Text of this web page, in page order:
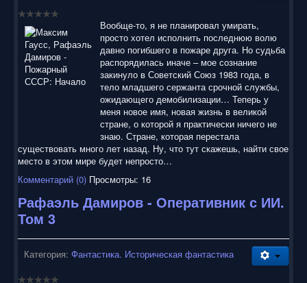
Вам электронные книги бесплатно и без регистрации введя
автора, название книги или имя полюбившегося героя в
строку поиска. На нашем сайте для ознакомления можно
бесплатноскачатькнигив электронных форматах fb2,
epub, pdf, rtf, txt, читать онлайн или купить лицензионные
электронные книги. Наш сайт постоянно развивается и
пополняется. Надеюсь, Вы станете нашим постоянным
Вообще-то, я не планировал умирать,
просто хотел исполнить последнюю волю
давно погибшего в пожаре друга. Но судьба
распорядилась иначе – мое сознание
закинуло в Советский Союз 1983 года, в
тело младшего сержанта срочной службы,
ожидающего демобилизации… Теперь у
меня новое имя, новая жизнь в великой
стране, о которой я практически ничего не
знаю. Стране, которая перестала
существовать много лет назад. Ну, что тут скажешь, найти свое
место в этом мире будет непросто…
Комментарий (0) Просмотры: 16
Рафаэль Дамиров - Оперативник с ИИ.
Том 3
Категория: Фантастика. Историческая фантастика